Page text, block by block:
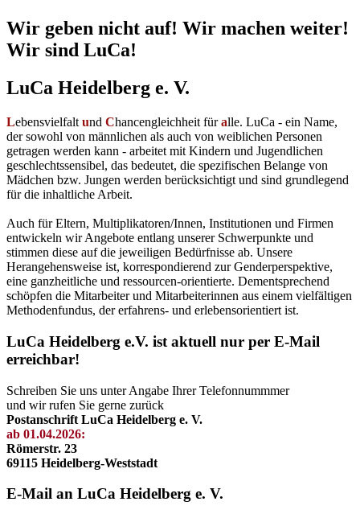
Wir geben nicht auf! Wir machen weiter!
Wir sind LuCa!
LuCa Heidelberg e. V.
Lebensvielfalt und Chancengleichheit füralle. LuCa - ein Name,
der sowohl von männlichen als auch von weiblichen Personen
getragen werden kann - arbeitet mit Kindern und Jugendlichen
geschlechtssensibel, das bedeutet, die spezifischen Belange von
Mädchen bzw. Jungen werden berücksichtigt und sind grundlegend
für die inhaltliche Arbeit.
Auch für Eltern, Multiplikatoren/Innen, Institutionen und Firmen
entwickeln wir Angebote entlang unserer Schwerpunkte und
stimmen diese auf die jeweiligen Bedürfnisse ab. Unsere
Herangehensweise ist, korrespondierend zur Genderperspektive,
eine ganzheitliche und ressourcen-orientierte. Dementsprechend
schöpfen die Mitarbeiter und Mitarbeiterinnen aus einem vielfältigen
Methodenfundus, der erfahrens- und erlebensorientiert ist.
LuCa Heidelberg e.V. ist aktuell nur per E-Mail
erreichbar!
Schreiben Sie uns unter Angabe Ihrer Telefonnummmer
und wir rufen Sie gerne zurück
Postanschrift LuCa Heidelberg e. V.
ab 01.04.2026:
Römerstr. 23
69115 Heidelberg-Weststadt
E-Mail an LuCa Heidelberg e. V.